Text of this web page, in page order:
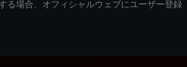
る場合、オフィシャルウェブにユーザー登録